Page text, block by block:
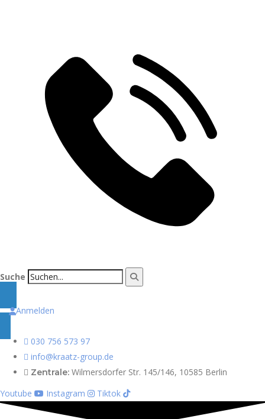
Suche
Anmelden
030 756 573 97
info@kraatz-group.de
Zentrale: Wilmersdorfer Str. 145/146, 10585 Berlin
Youtube
Instagram Tiktok